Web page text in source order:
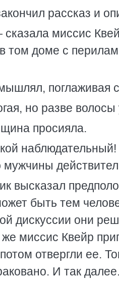
рассказ и
миссис
том доме с
поглаживая
но разве
просияла.
мужчины
высказал
быть тем
дискуссии они
миссис Квейр
отвергли ее.
И так далее.